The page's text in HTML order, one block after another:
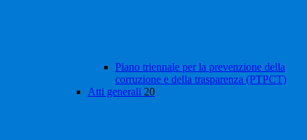
Piano triennale per la prevenzione della
corruzione e della trasparenza (PTPCT)
Atti generali 20